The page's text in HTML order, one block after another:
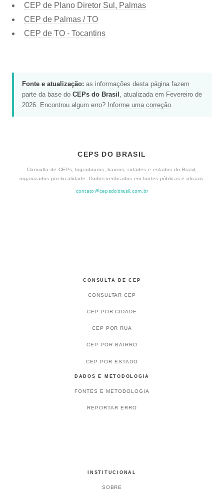
CEP de Plano Diretor Sul, Palmas
CEP de Palmas / TO
CEP de TO - Tocantins
Fonte e atualização: as informações desta página fazem
parte da base do CEPs do Brasil , atualizada em Fevereiro de
2026. Encontrou algum erro? Informe uma correção.
CEPS DO BRASIL
Consulta de CEPs, logradouros, bairros, cidades e estados do Brasil,
organizados por localidade. Dados verificados em fontes públicas e oficiais.
contato@cepsdobrasil.com.br
CONSULTA DE CEP
CONSULTAR CEP
CEP POR CIDADE
CEP POR RUA
CEP POR BAIRRO
CEP POR ESTADO
DADOS E METODOLOGIA
FONTES E METODOLOGIA
REPORTAR ERRO
INSTITUCIONAL
SOBRE